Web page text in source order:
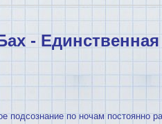
- Единственная
подсознание по ночам постоянно